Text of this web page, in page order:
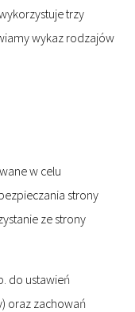
trzy
wykaz rodzajów
w celu
strony
ze strony
do ustawień
oraz zachowań